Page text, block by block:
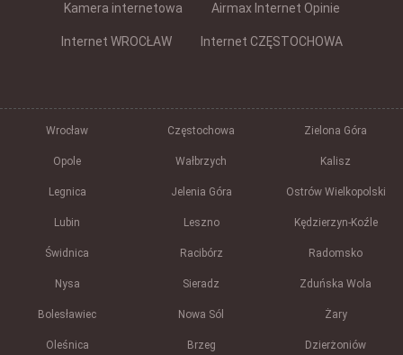
Kamera internetowa Airmax Internet Opinie
Internet WROCŁAW Internet CZĘSTOCHOWA
Wrocław Częstochowa Zielona Góra
Opole Wałbrzych Kalisz
Legnica Jelenia Góra Ostrów Wielkopolski
Lubin Leszno Kędzierzyn-Koźle
Świdnica Racibórz Radomsko
Nysa Sieradz Zduńska Wola
Bolesławiec Nowa Sól Żary
Oleśnica Brzeg Dzierżoniów